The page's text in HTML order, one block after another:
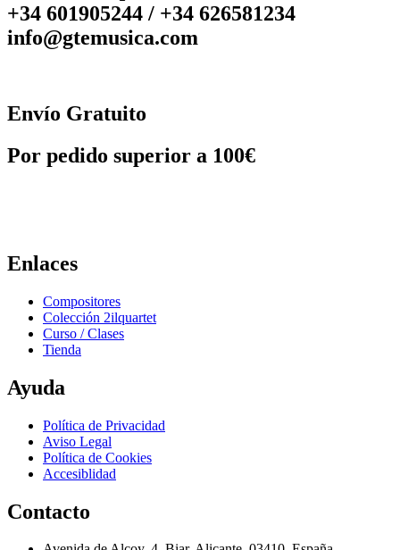
+34 601905244 / +34 626581234
info@gtemusica.com
Envío Gratuito
Por pedido superior a 100€
Enlaces
Compositores
Colección 2ilquartet
Curso / Clases
Tienda
Ayuda
Política de Privacidad
Aviso Legal
Política de Cookies
Accesiblidad
Contacto